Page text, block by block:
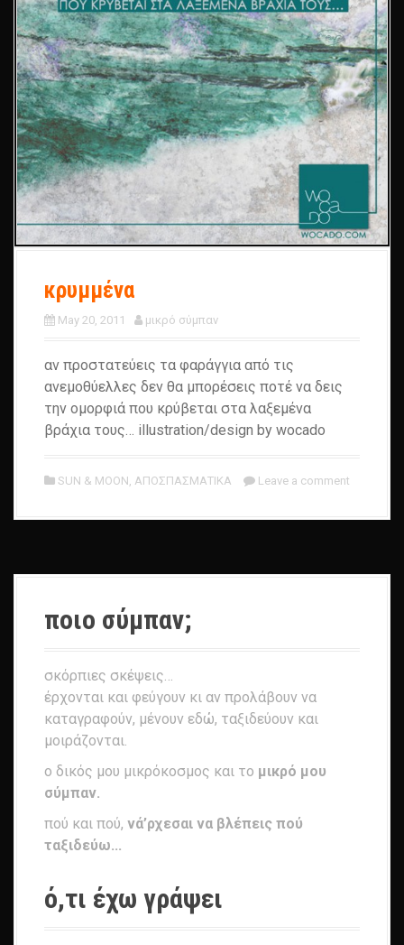
κρυμμένα
May 20, 2011 μικρό σύμπαν
αν προστατεύεις τα φαράγγια από τις
ανεμοθύελλες δεν θα μπορέσεις ποτέ να δεις
την ομορφιά που κρύβεται στα λαξεμένα
βράχια τους… illustration/design by wocado
SUN & MOON, ΑΠΟΣΠΑΣΜΑΤΙΚΑ Leave a comment
ποιο σύμπαν;
σκόρπιες σκέψεις…
έρχονται και φεύγουν κι αν προλάβουν να
καταγραφούν, μένουν εδώ, ταξιδεύουν και
μοιράζονται.
ο δικός μου μικρόκοσμος και το μικρό μου
σύμπαν.
πού και πού, νά’ρχεσαι να βλέπεις πού
ταξιδεύω...
ό,τι έχω γράψει